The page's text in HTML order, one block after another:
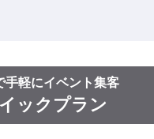
手軽にイベント集客
ックプラン